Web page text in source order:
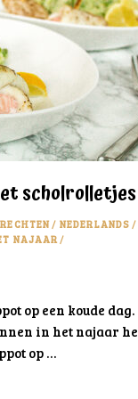
scholrolletjes
/ NEDERLANDS /
NAJAAR/
op een koude dag.
in het najaar
op …